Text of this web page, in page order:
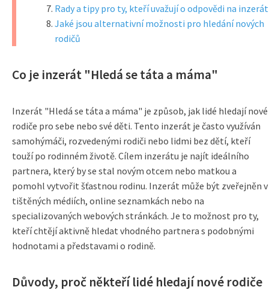
Rady a tipy pro ty, kteří uvažují o odpovědi na inzerát
Jaké jsou alternativní možnosti pro hledání nových
rodičů
Co je inzerát "Hledá se táta a máma"
Inzerát "Hledá se táta a máma" je způsob, jak lidé hledají nové
rodiče pro sebe nebo své děti. Tento inzerát je často využíván
samohýmáči, rozvedenými rodiči nebo lidmi bez dětí, kteří
touží po rodinném životě. Cílem inzerátu je najít ideálního
partnera, který by se stal novým otcem nebo matkou a
pomohl vytvořit šťastnou rodinu. Inzerát může být zveřejněn v
tištěných médiích, online seznamkách nebo na
specializovaných webových stránkách. Je to možnost pro ty,
kteří chtějí aktivně hledat vhodného partnera s podobnými
hodnotami a představami o rodině.
Důvody, proč někteří lidé hledají nové rodiče